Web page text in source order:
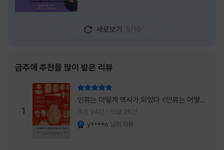
그 선택이 정말 잘한 일이었다. 첫 장부터 평범
하지 않았다. 사라진 누군가에게 보내는 메일로
흔적을 따라 낯선 나라를 여행하게 된다는 설정
이 무더운 여름을 벗어나는 피서처럼 흥미롭기
만 하다. 처음에는 단순한 추적 이야기인 줄 알
았는데, 읽을수록 전혀 다른 방향으로 흘러간
다. '왜 이런 일이 벌어졌을까?', '이 사람이 정
말 믿어도
새로보기 9/10
금주에 추천을 많이 받은 리뷰
1
인류는 이렇게 역사가 되었다 <인류는 어떻게
역사가 되었나>
추천 24건 댓글 25건
y****n 님의 리뷰